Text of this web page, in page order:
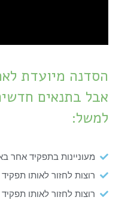
הסדנה מיועדת
אבל בתנאים
למשל:
מעוניינות בתפקיד אחר
רוצות לחזור לאותו
רוצות לחזור לאותו